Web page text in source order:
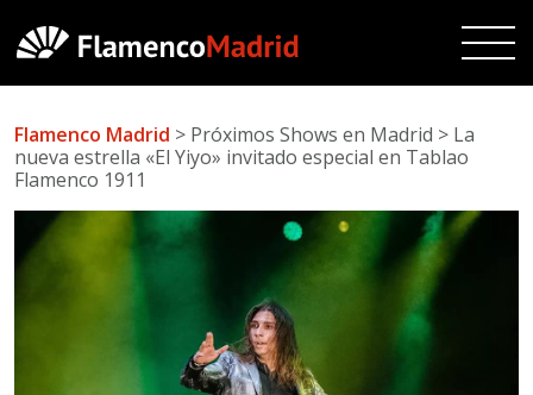
Flamenco Madrid > Próximos Shows en Madrid > La
nueva estrella «El Yiyo» invitado especial en Tablao
Flamenco 1911